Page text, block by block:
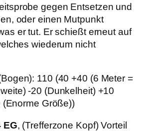
gegen Entsetzen und
oder einen Mutpunkt
er tut. Er schießt erneut auf
wiederum nicht
110 (40 +40 (6 Meter =
-20 (Dunkelheit) +10
(Enorme Größe))
EG, (Trefferzone Kopf) Vorteil